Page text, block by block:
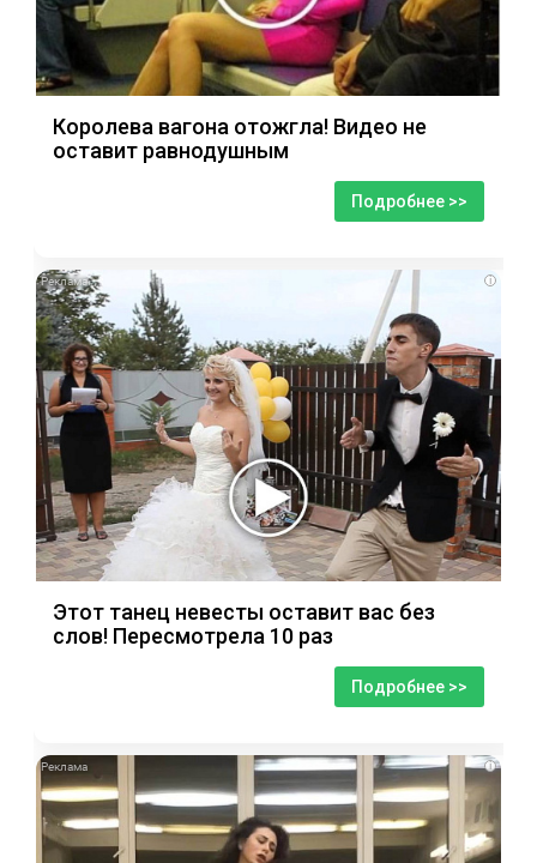
Королева вагона отожгла! Видео не
оставит равнодушным
Подробнее >>
i
Этот танец невесты оставит вас без
слов! Пересмотрела 10 раз
Подробнее >>
i